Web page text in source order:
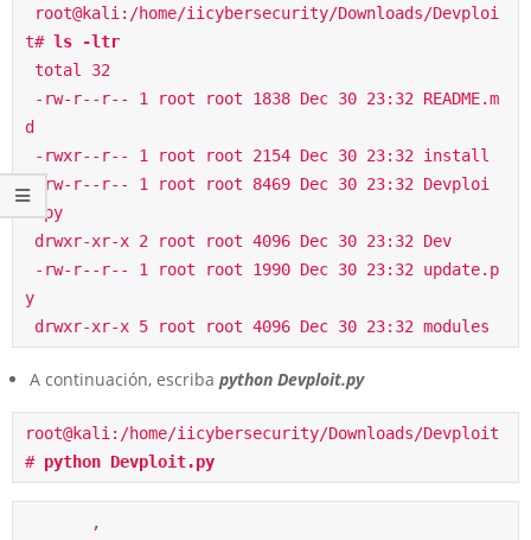
t# ls -ltr
total 32
d
-rwxr--r-- 1 root root 2154 Dec 30 23:32 install
t.py
drwxr-xr-x 2 root root 4096 Dec 30 23:32 Dev
y
drwxr-xr-x 5 root root 4096 Dec 30 23:32 modules
A continuación, escriba python Devploit.py
root@kali:/home/iicybersecurity/Downloads/Devploit
# python Devploit.py